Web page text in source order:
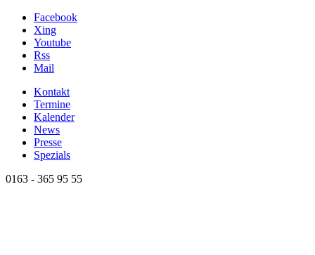
Facebook
Xing
Youtube
Rss
Mail
Kontakt
Termine
Kalender
News
Presse
Spezials
0163 - 365 95 55